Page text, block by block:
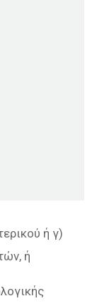
ή γ)
ή